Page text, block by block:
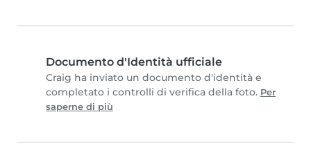
Documento d'Identità ufficiale
Craig ha inviato un documento d'identità e
completato i controlli di verifica della foto. Per
saperne di più